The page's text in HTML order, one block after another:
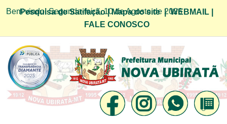
Bem vindo! Segunda-feira, 10 de Agosto de 2026
Pesquisa de Satifação|Mapa do site|WEBMAIL
FALE CONOSCO